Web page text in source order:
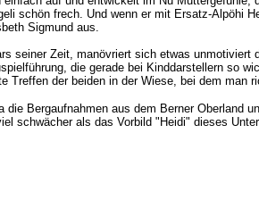
schön frech. Und wenn er mit Ersatz-
Sigmund aus.
seiner Zeit, manövriert sich etwas
die gerade bei Kinddarstellern so
Treffen der beiden in der Wiese, bei dem man
Bergaufnahmen aus dem Berner
schwächer als das Vorbild "Heidi" dieses